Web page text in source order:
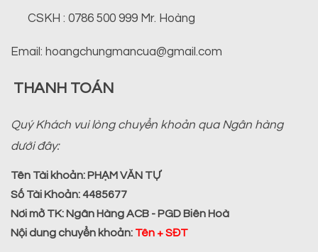
CSKH : 0786 500 999 Mr. Hoàng
Email: hoangchungmancua@gmail.com
THANH TOÁN
Quý Khách vui lòng chuyển khoản qua Ngân hàng
dưới đây:
Tên Tài khoản: PHẠM VĂN TỰ
Số Tài Khoản:4485677
Nơi mở TK: Ngân Hàng ACB - PGD Biên Hoà
Nội dung chuyển khoản: Tên + SĐT